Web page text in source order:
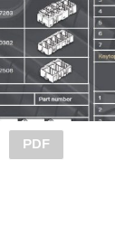
PDF